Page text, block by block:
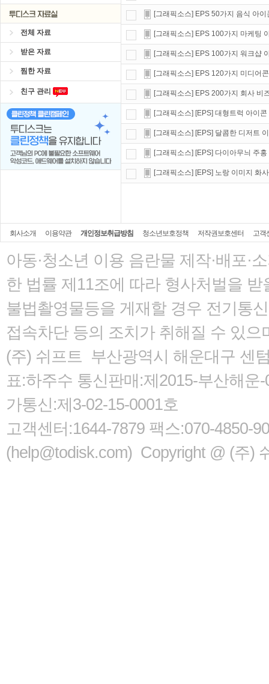
전체 자료
받은 자료
찜한 자료
친구 관리
[그래픽소스] EPS 50가지 음식 아이
[그래픽소스] EPS 100가지 마케팅
[그래픽소스] EPS 100가지 워크샵
[그래픽소스] EPS 120가지 미디어
[그래픽소스] EPS 200가지 회사 비
[그래픽소스] [EPS] 대형트럭 아이
[그래픽소스] [EPS] 달콤한 디저트
[그래픽소스] [EPS] 다이아무늬 주
[그래픽소스] [EPS] 노랑 이미지 화
회사소개 이용약관 개인정보취급방침 청소년보호정책 저작권보호센터 고객
아동·청소년 이용 음란물 제작·배포·
한 법률 제11조에 따라 형사처벌을 받
불법촬영물등을 게재할 경우 전기통
접속차단 등의 조치가 취해질 수 있으
(주) 쉬프트 부산광역시 해운대구 센
표:하주수 통신판매:제2015-부산해
가통신:제3-02-15-0001호
고객센터:1644-7879 팩스:070-4850-
(help@todisk.com) Copyright @ (주)